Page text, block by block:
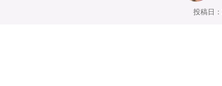
投稿日：